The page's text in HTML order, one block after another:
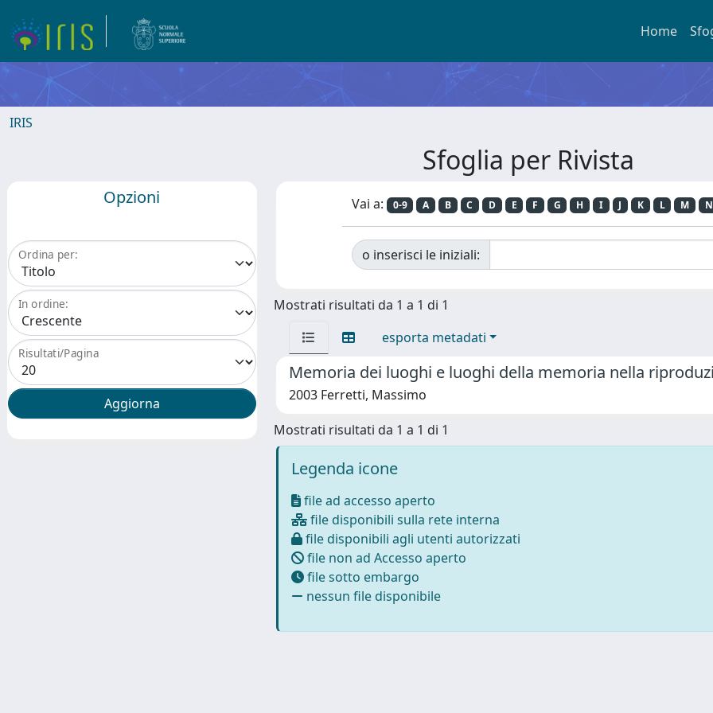
Home
IRIS
Sfoglia per Rivista
Opzioni
Ordina per:
In ordine:
Risultati/Pagina
Vai a: 0-9 A B C D E F G H I J K L M N
o inserisci le iniziali:
Mostrati risultati da 1 a 1 di 1
esporta metadati
Memoria dei luoghi e luoghi della memoria nella
2003 Ferretti, Massimo
Mostrati risultati da 1 a 1 di 1
Legenda icone
file ad accesso aperto
file disponibili sulla rete interna
file disponibili agli utenti autorizzati
file non ad Accesso aperto
file sotto embargo
nessun file disponibile